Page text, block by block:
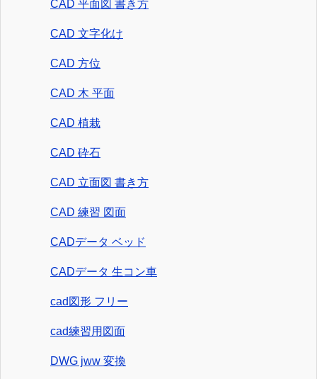
CAD 平面図 書き方
CAD 文字化け
CAD 方位
CAD 木 平面
CAD 植栽
CAD 砕石
CAD 立面図 書き方
CAD 練習 図面
CADデータ ベッド
CADデータ 生コン車
cad図形 フリー
cad練習用図面
DWG jww 変換